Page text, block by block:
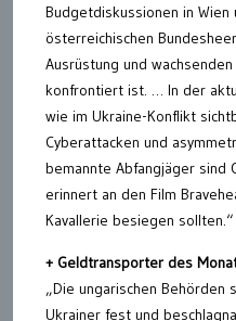
Budgetdiskussionen in
österreichischen
Ausrüstung und
konfrontiert ist. … In der
wie im Ukraine-Konflikt
Cyberattacken und
bemannte Abfangjäger sind
erinnert an den Film
Kavallerie besiegen sollten.“
+ Geldtransporter des
„Die ungarischen
Ukrainer fest und